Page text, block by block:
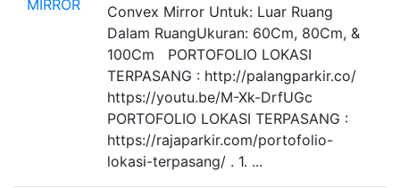
Convex Mirror Untuk: Luar Ruang
Dalam RuangUkuran: 60Cm, 80Cm, &
100Cm PORTOFOLIO LOKASI
TERPASANG : http://palangparkir.co/
https://youtu.be/M-Xk-DrfUGc
PORTOFOLIO LOKASI TERPASANG :
https://rajaparkir.com/portofolio-
lokasi-terpasang/ . 1. ...